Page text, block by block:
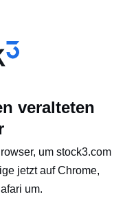
veralteten
um stock3.com
jetzt auf Chrome,
um.